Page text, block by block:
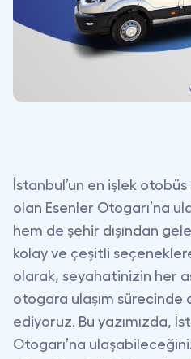
İstanbul’un en işlek
olan Esenler Otogarı’na
hem de şehir dışından
kolay ve çeşitli
olarak, seyahatinizin her
otogara ulaşım sürecinde
ediyoruz. Bu yazımızda,
Otogarı’na